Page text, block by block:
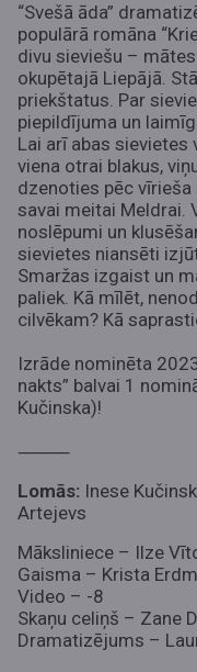
“Svešā āda”
populārā romāna
divu sieviešu –
okupētajā Liepājā.
priekštatus. Par
piepildījuma un
Lai arī abas sievietes
viena otrai blakus,
dzenoties pēc
savai meitai Meldrai.
noslēpumi un
sievietes niansēti
Smaržas izgaist un
paliek. Kā mīlēt,
cilvēkam? Kā
Izrāde nominēta
nakts” balvai 1
Kučinska)!
⸻
Lomās: Inese
Artejevs
Māksliniece – Ilze
Gaisma – Krista
Video – -8
Skaņu celiņš – Zane
Dramatizējums –